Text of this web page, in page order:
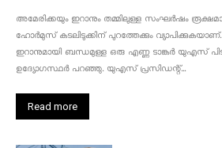
അമേരിക്കയും ഇറാനും തമ്മിലുള്ള സംഘർഷം
ഹോർമുസ് കടലിടുക്കിന് പുറത്തേക്കും
ഇറാനുമായി ബന്ധമുള്ള ഒരു എണ്ണ ടാങ്കർ യുഎസ്
ഉദ്യോഗസ്ഥർ പറഞ്ഞു. യുഎസ് പ്രസിഡന്റ്...
Read more